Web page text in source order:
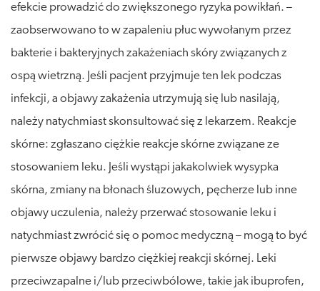
efekcie prowadzić do zwiększonego ryzyka powikłań. –
zaobserwowano to w zapaleniu płuc wywołanym przez
bakterie i bakteryjnych zakażeniach skóry związanych z
ospą wietrzną. Jeśli pacjent przyjmuje ten lek podczas
infekcji, a objawy zakażenia utrzymują się lub nasilają,
należy natychmiast skonsultować się z lekarzem. Reakcje
skórne: zgłaszano ciężkie reakcje skórne związane ze
stosowaniem leku. Jeśli wystąpi jakakolwiek wysypka
skórna, zmiany na błonach śluzowych, pęcherze lub inne
objawy uczulenia, należy przerwać stosowanie leku i
natychmiast zwrócić się o pomoc medyczną – mogą to być
pierwsze objawy bardzo ciężkiej reakcji skórnej. Leki
przeciwzapalne i/lub przeciwbólowe, takie jak ibuprofen,